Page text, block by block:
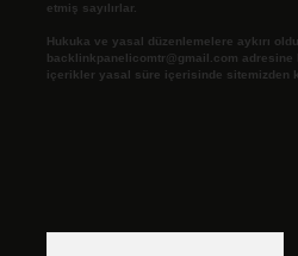
etmiş sayılırlar.
Hukuka ve yasal düzenlemelere aykırı
backlinkpanelicomtr@gmail.com adresine
içerikler yasal süre içerisinde sitemizden